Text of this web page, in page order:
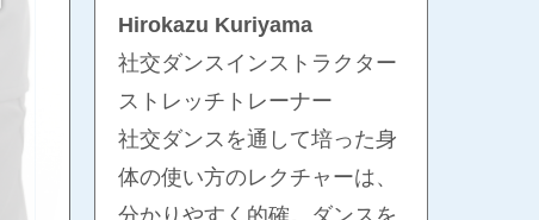
Hirokazu Kuriyama
社交ダンスインストラクター
ストレッチトレーナー
社交ダンスを通して培った身
体の使い方のレクチャーは、
分かりやすく的確。ダンスを